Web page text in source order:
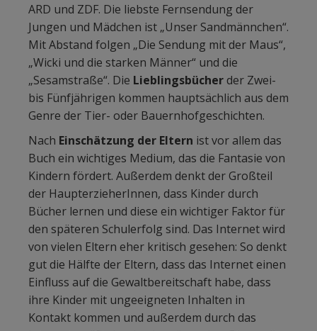
ARD und ZDF. Die liebste Fernsendung der
Jungen und Mädchen ist „Unser Sandmännchen“.
Mit Abstand folgen „Die Sendung mit der Maus“,
„Wicki und die starken Männer“ und die
„Sesamstraße“. Die Lieblingsbücherder Zwei-
bis Fünfjährigen kommen hauptsächlich aus dem
Genre der Tier- oder Bauernhofgeschichten.
Nach Einschätzung der Eltern ist vor allem das
Buch ein wichtiges Medium, das die Fantasie von
Kindern fördert. Außerdem denkt der Großteil
der HaupterzieherInnen, dass Kinder durch
Bücher lernen und diese ein wichtiger Faktor für
den späteren Schulerfolg sind. Das Internet wird
von vielen Eltern eher kritisch gesehen: So denkt
gut die Hälfte der Eltern, dass das Internet einen
Einfluss auf die Gewaltbereitschaft habe, dass
ihre Kinder mit ungeeigneten Inhalten in
Kontakt kommen und außerdem durch das